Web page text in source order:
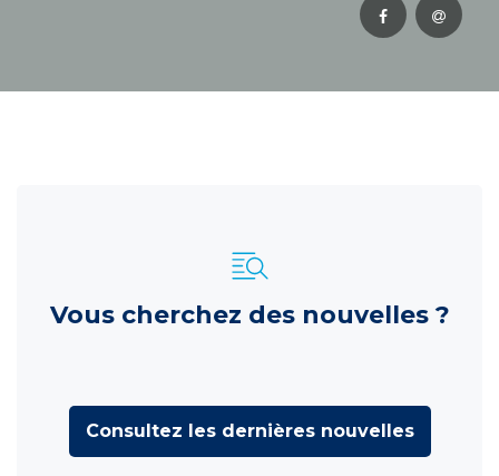
Vous cherchez des nouvelles ?
Consultez les dernières nouvelles